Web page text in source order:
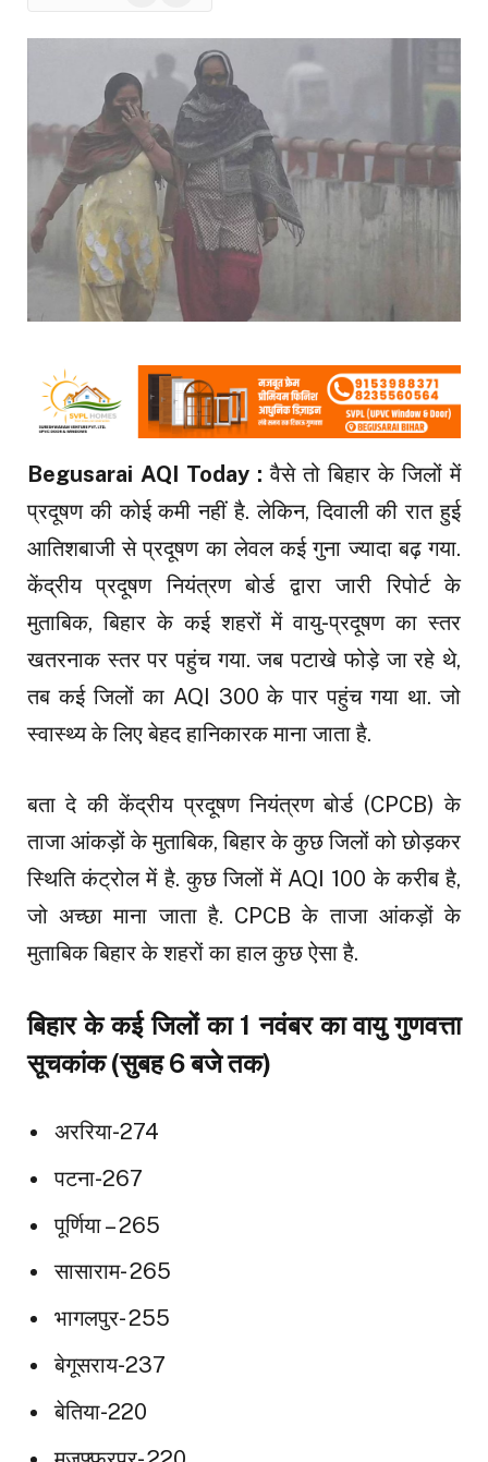
Begusarai AQI Today :वैसे तो बिहार के जिलों में
प्रदूषण की कोई कमी नहीं है. लेकिन, दिवाली की रात हुई
आतिशबाजी से प्रदूषण का लेवल कई गुना ज्यादा बढ़ गया.
केंद्रीय प्रदूषण नियंत्रण बोर्ड द्वारा जारी रिपोर्ट के
मुताबिक, बिहार के कई शहरों में वायु-प्रदूषण का स्तर
खतरनाक स्तर पर पहुंच गया. जब पटाखे फोड़े जा रहे थे,
तब कई जिलों का AQI 300 के पार पहुंच गया था. जो
स्वास्थ्य के लिए बेहद हानिकारक माना जाता है.
बता दे की केंद्रीय प्रदूषण नियंत्रण बोर्ड (CPCB) के
ताजा आंकड़ों के मुताबिक, बिहार के कुछ जिलों को छोड़कर
स्थिति कंट्रोल में है. कुछ जिलों में AQI 100 के करीब है,
जो अच्छा माना जाता है. CPCB के ताजा आंकड़ों के
मुताबिक बिहार के शहरों का हाल कुछ ऐसा है.
बिहार के कई जिलों का 1 नवंबर का वायु गुणवत्ता
सूचकांक (सुबह 6 बजे तक)
अररिया-274
पटना-267
पूर्णिया – 265
सासाराम- 265
भागलपुर- 255
बेगूसराय-237
बेतिया-220